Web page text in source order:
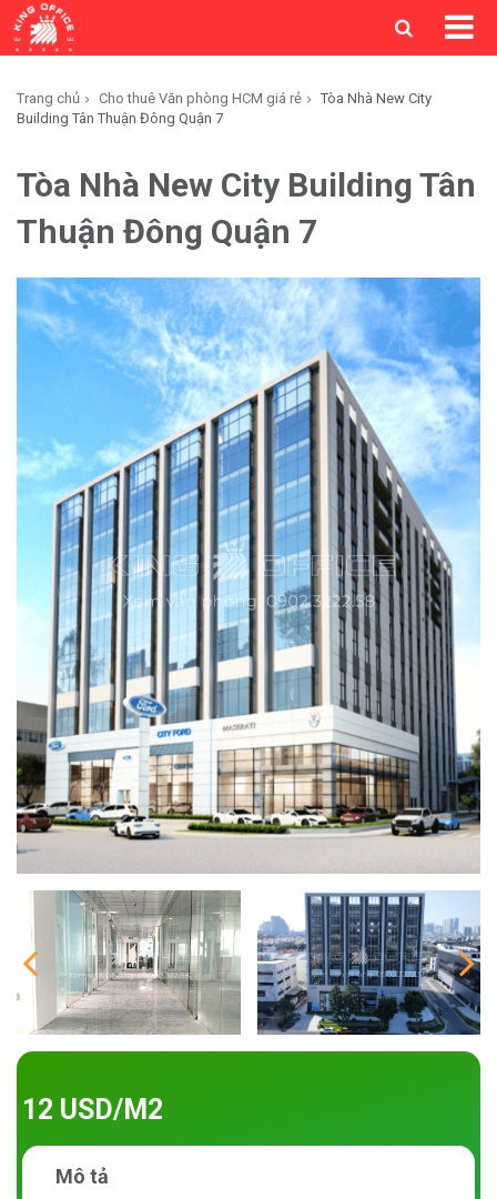
Trang chủ Cho thuê Văn phòng HCM giá rẻ
Tòa Nhà New City
Building Tân Thuận Đông Quận 7
Tòa Nhà New City Building Tân
Thuận Đông Quận 7
12 USD/M2
Mô tả